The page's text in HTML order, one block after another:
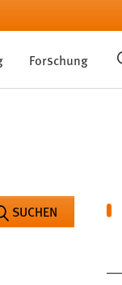
Forschung
SUCHEN